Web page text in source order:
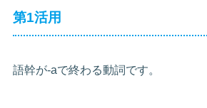
第1活用
語幹が-aで終わる動詞です。